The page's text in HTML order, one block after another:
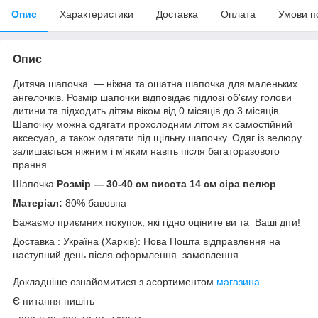
Опис Характеристики Доставка Оплата Умови
Опис
Дитяча шапочка — ніжна та ошатна шапочка для маленьких
ангелочків. Розмір шапочки відповідає підлозі об'єму голови
дитини та підходить дітям віком від 0 місяців до 3 місяців.
Шапочку можна одягати прохолодним літом як самостійний
аксесуар, а також одягати під щільну шапочку. Одяг із велюру
залишається ніжним і м'яким навіть після багаторазового
прання.
Шапочка Розмір — 30-40 см висота 14 см сіра велюр
Матеріал: 80% бавовна
Бажаємо приємних покупок, які гідно оціните ви та Ваші діти!
Доставка : Україна (Харків): Нова Пошта відправлення на
наступний день після оформлення замовлення.
Докладніше ознайомитися з асортиментом магазина
Є питання пишіть